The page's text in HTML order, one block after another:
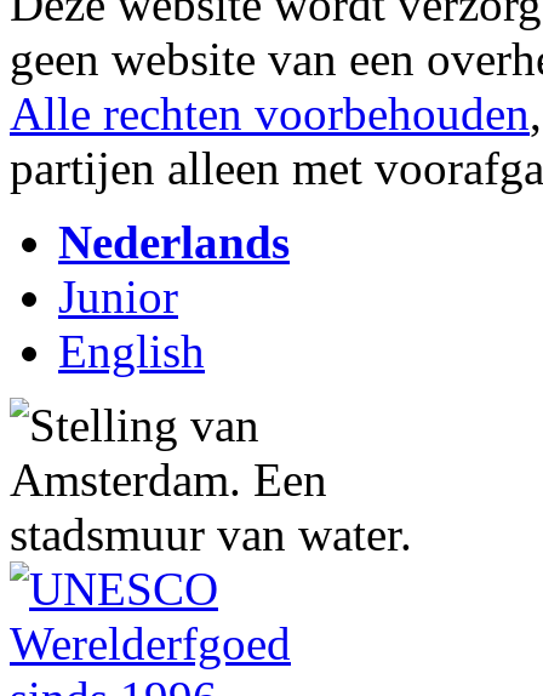
geen website van een
Alle rechten voorbehouden
partijen alleen met
Nederlands
Junior
English